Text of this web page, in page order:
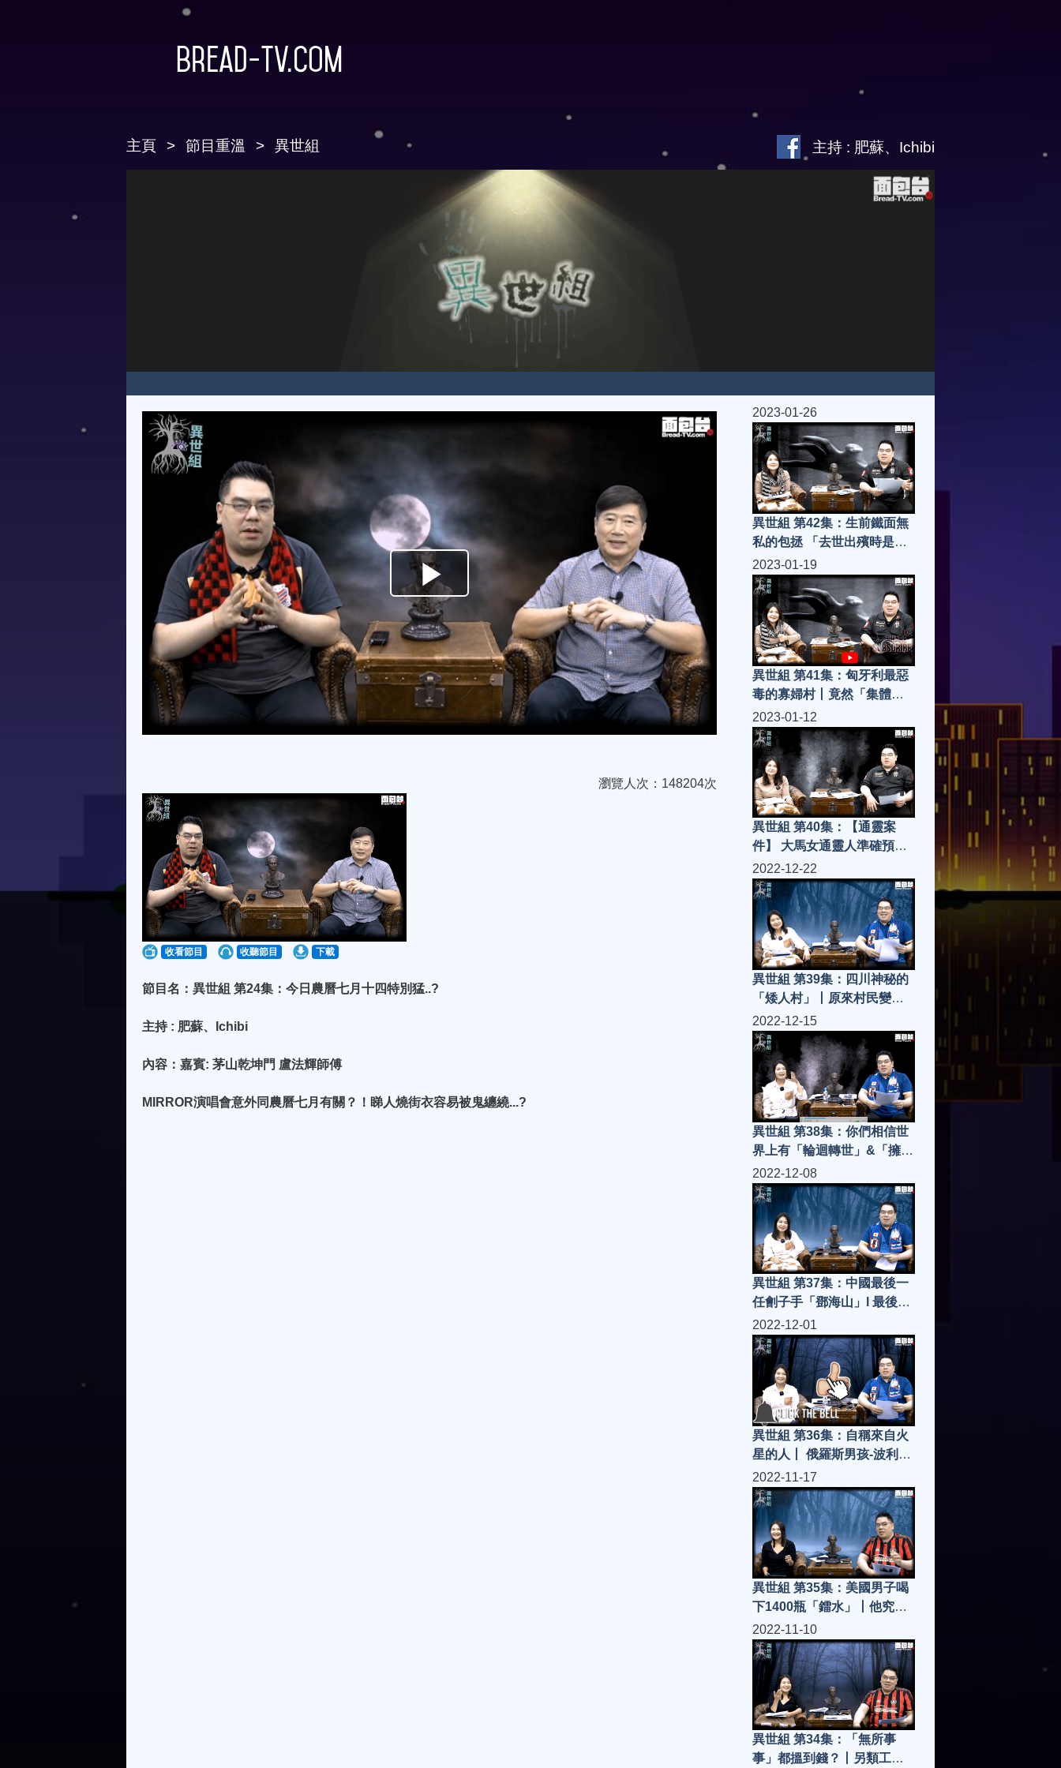
Bread-TV.com
主頁 節目重溫 異世組 主持 : 肥蘇、Ichibi
Video
瀏覽人次：148204次
收看節目 收聽節目 下載
節目名：異世組 第24集：今日農曆七月十四特別猛..?
主持 : 肥蘇、Ichibi
內容：嘉賓: 茅山乾坤門 盧法輝師傅
MIRROR演唱會意外同農曆七月有關？！睇人燒街衣容易被鬼纏繞...?
2023-01-26
異世組 第42集：生前鐵面無
私的包拯 「去世出殯時是怎
樣的」
2023-01-19
異世組 第41集：匈牙利最惡
毒的寡婦村丨竟然「集體殺
夫」
2023-01-12
異世組 第40集：【通靈案
件】 大馬女通靈人準確預言
「施法」協助搜索隊成功尋
獲遺體
2022-12-22
異世組 第39集：四川神秘的
「矮人村」丨原來村民變成
「矮人」係有原因的
2022-12-15
異世組 第38集：你們相信世
界上有「輪迴轉世」&「擁有
前世記憶」的嗎
2022-12-08
異世組 第37集：中國最後一
任劊子手「鄧海山」l 最後一
生結局如何
2022-12-01
異世組 第36集：自稱來自火
星的人丨 俄羅斯男孩-波利斯
卡 (Boriska Kipriyanovich)
2022-11-17
異世組 第35集：美國男子喝
下1400瓶「鐳水」丨他究竟
會有怎樣變化
2022-11-10
異世組 第34集：「無所事
事」都搵到錢？丨另類工作